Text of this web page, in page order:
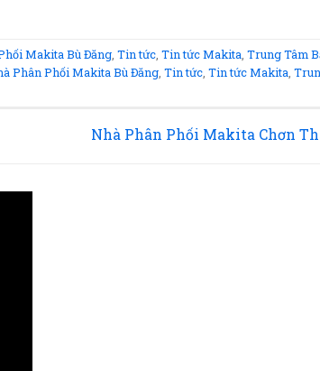
Makita Bù Đăng, Tin tức, Tin tức Makita Trung Tâm
Phân Phối Makita Bù Đăng, Tin tức, Tin tức Makita
Nhà Phân Phối Makita Chơn